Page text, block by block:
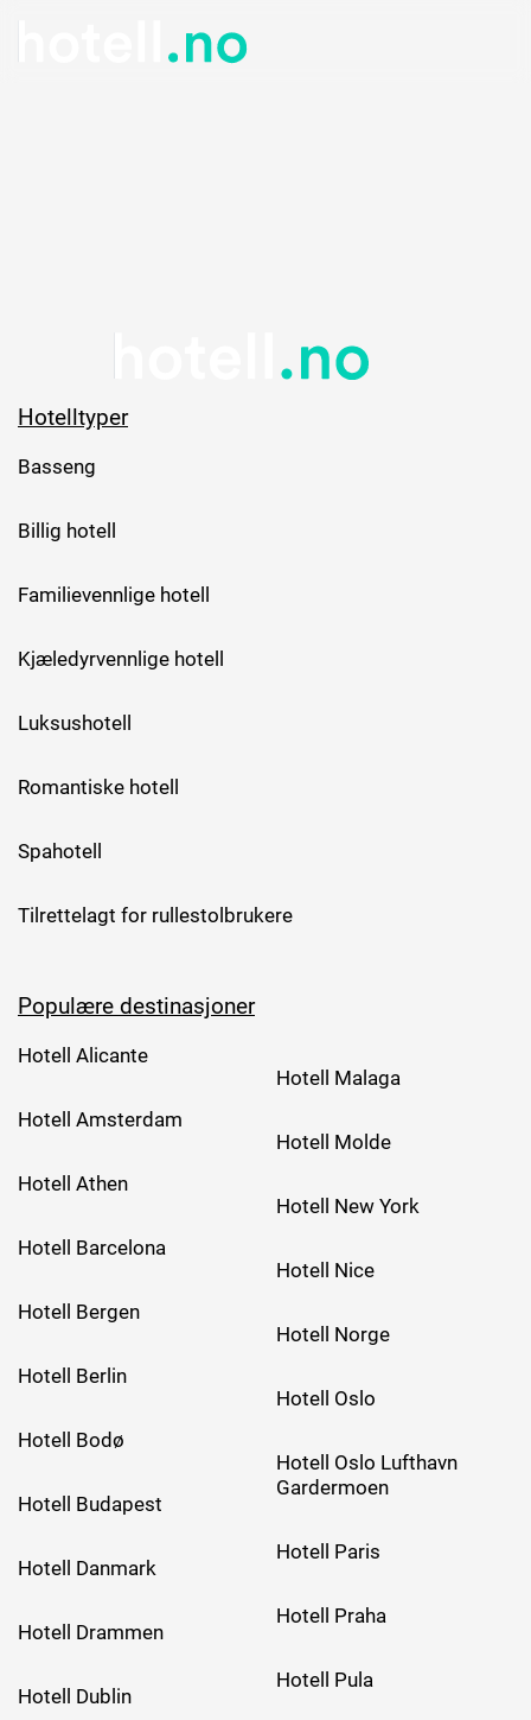
Hotelltyper
Basseng
Billig hotell
Familievennlige hotell
Kjæledyrvennlige hotell
Luksushotell
Romantiske hotell
Spahotell
Tilrettelagt for rullestolbrukere
Populære destinasjoner
Hotell Alicante
Hotell Amsterdam
Hotell Athen
Hotell Barcelona
Hotell Bergen
Hotell Berlin
Hotell Bodø
Hotell Budapest
Hotell Danmark
Hotell Drammen
Hotell Dublin
Hotell Malaga
Hotell Molde
Hotell New York
Hotell Nice
Hotell Norge
Hotell Oslo
Hotell Oslo Lufthavn
Gardermoen
Hotell Paris
Hotell Praha
Hotell Pula